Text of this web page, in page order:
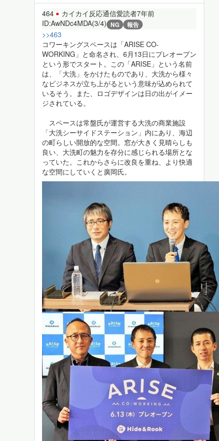
464 カイカイ反応通信愛読者7年前
ID:AwNDc4MDA(3/4) NG 報告
>>463
コワーキングスペースは「ARISE CO-
WORKING」と命名され、6月13日にプレオープン
という形でスタート。この「ARISE」という名前
は、「大洗」をかけたものであり、大洗から様々
なビジネスが立ち上がるという意味が込められて
いるそう。また、ロゴデザインは日の出がイメー
ジされている。
スペースは常盤氏が運営する大洗の商業施設
「大洗シーサイドステーション」内にあり、海辺
の町らしい開放的な空間。窓が大きく見晴らしも
良い、大洗町の魅力を存分に感じられる場所とな
っていた。これからさらに改良を重ね、より快適
な空間にしていくと廣岡氏。